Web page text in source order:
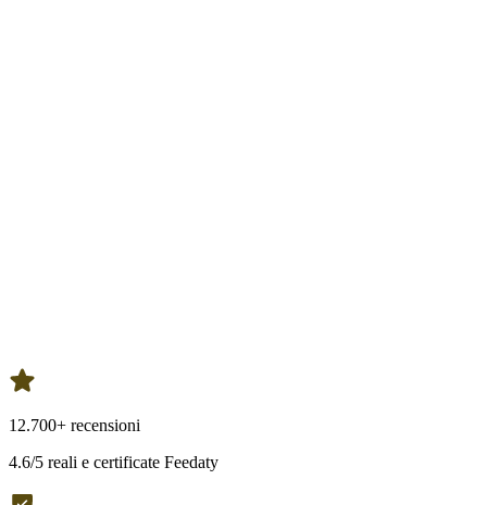
12.700+ recensioni
4.6/5 reali e certificate Feedaty